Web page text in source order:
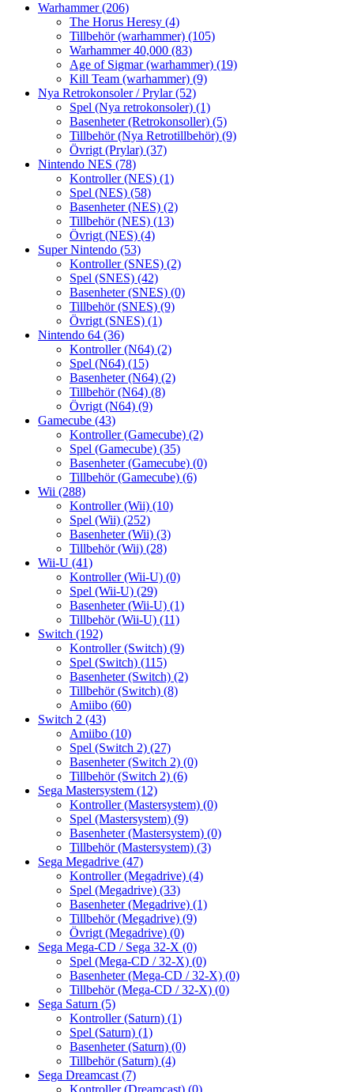
Warhammer(206)
The Horus Heresy (4)
Tillbehör (warhammer) (105)
Warhammer 40,000 (83)
Age of Sigmar (warhammer) (19)
Kill Team (warhammer) (9)
Nya Retrokonsoler / Prylar(52)
Spel (Nya retrokonsoler) (1)
Basenheter (Retrokonsoller) (5)
Tillbehör (Nya Retrotillbehör) (9)
Övrigt (Prylar) (37)
Nintendo NES (78)
Kontroller (NES) (1)
Spel (NES) (58)
Basenheter (NES) (2)
Tillbehör (NES) (13)
Övrigt (NES) (4)
Super Nintendo (53)
Kontroller (SNES) (2)
Spel (SNES) (42)
Basenheter (SNES) (0)
Tillbehör (SNES) (9)
Övrigt (SNES) (1)
Nintendo 64 (36)
Kontroller (N64) (2)
Spel (N64) (15)
Basenheter (N64) (2)
Tillbehör (N64) (8)
Övrigt (N64) (9)
Gamecube (43)
Kontroller (Gamecube) (2)
Spel (Gamecube) (35)
Basenheter (Gamecube) (0)
Tillbehör (Gamecube) (6)
Wii (288)
Kontroller (Wii) (10)
Spel (Wii) (252)
Basenheter (Wii) (3)
Tillbehör (Wii) (28)
Wii-U (41)
Kontroller (Wii-U) (0)
Spel (Wii-U) (29)
Basenheter (Wii-U) (1)
Tillbehör (Wii-U) (11)
Switch (192)
Kontroller (Switch) (9)
Spel (Switch) (115)
Basenheter (Switch) (2)
Tillbehör (Switch) (8)
Amiibo (60)
Switch 2 (43)
Amiibo (10)
Spel (Switch 2) (27)
Basenheter (Switch 2) (0)
Tillbehör (Switch 2) (6)
Sega Mastersystem (12)
Kontroller (Mastersystem) (0)
Spel (Mastersystem) (9)
Basenheter (Mastersystem) (0)
Tillbehör (Mastersystem) (3)
Sega Megadrive (47)
Kontroller (Megadrive) (4)
Spel (Megadrive) (33)
Basenheter (Megadrive) (1)
Tillbehör (Megadrive) (9)
Övrigt (Megadrive) (0)
Sega Mega-CD / Sega 32-X (0)
Spel (Mega-CD / 32-X) (0)
Basenheter (Mega-CD / 32-X) (0)
Tillbehör (Mega-CD / 32-X) (0)
Sega Saturn (5)
Kontroller (Saturn) (1)
Spel (Saturn) (1)
Basenheter (Saturn) (0)
Tillbehör (Saturn) (4)
Sega Dreamcast (7)